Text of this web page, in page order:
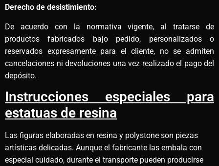
Derecho de desistimiento:
De acuerdo con la normativa vigente, al tratarse de
productos fabricados bajo pedido, personalizados o
reservados expresamente para el cliente, no se admiten
cancelaciones ni devoluciones una vez realizado el pago del
depósito.
Instrucciones especiales para
estatuas de resina
Las figuras elaboradas en resina y polystone son piezas
artísticas delicadas. Aunque el fabricante las embala con
especial cuidado, durante el transporte pueden producirse